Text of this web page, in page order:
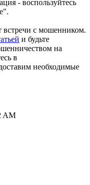
- воспользуйтесь
встречи с мошенником.
и будьте
на
в
необходимые
AM